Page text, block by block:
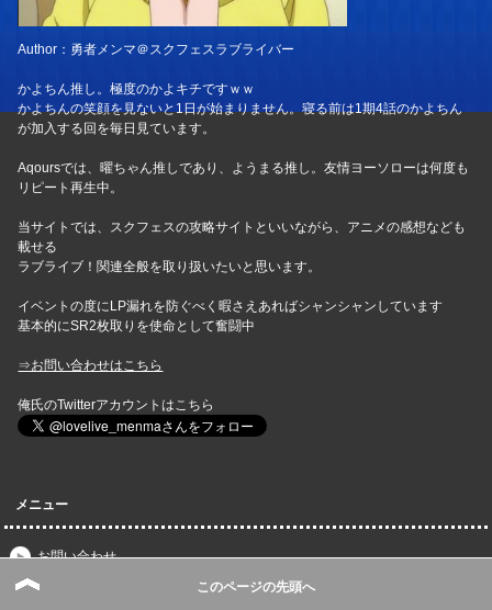
Author：勇者メンマ＠スクフェスラブライバー
かよちん推し。極度のかよキチですｗｗ
かよちんの笑顔を見ないと1日が始まりません。寝る前は1期4話のかよちん
が加入する回を毎日見ています。
Aqoursでは、曜ちゃん推しであり、ようまる推し。友情ヨーソローは何度も
リピート再生中。
当サイトでは、スクフェスの攻略サイトといいながら、アニメの感想なども
載せる
ラブライブ！関連全般を取り扱いたいと思います。
イベントの度にLP漏れを防ぐべく暇さえあればシャンシャンしています
基本的にSR2枚取りを使命として奮闘中
⇒お問い合わせはこちら
俺氏のTwitterアカウントはこちら
メニュー
お問い合わせ
スクフェス速報｜スクスタ攻略・最新情報まとめトップページ
このページの先頭へ